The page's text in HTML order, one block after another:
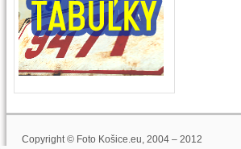
Copyright © Foto Košice.eu, 2004 – 2012